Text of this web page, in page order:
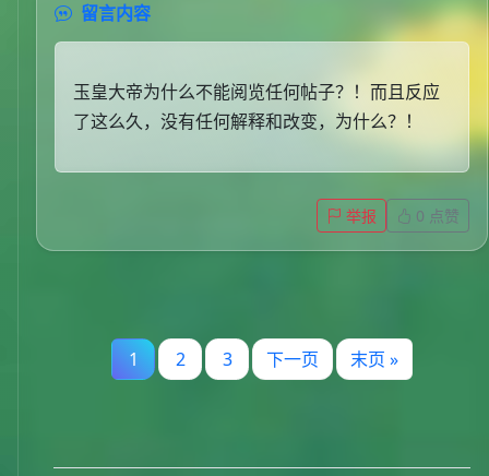
留言内容
玉皇大帝为什么不能阅览任何帖子？！而且反应
了这么久，没有任何解释和改变，为什么？！
举报 0 点赞
1 2 3 下一页 末页 »